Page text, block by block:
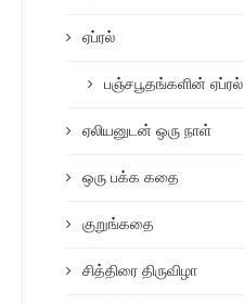
ஏப்ரல்
பஞ்சபூதங்களின் ஏப்ரல்
ஏலியனுடன் ஒரு நாள்
ஒரு பக்க கதை
குறுங்கதை
சித்திரை திருவிழா